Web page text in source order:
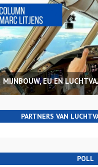
MIJNBOUW, EU EN
PARTNERS VAN
POLL